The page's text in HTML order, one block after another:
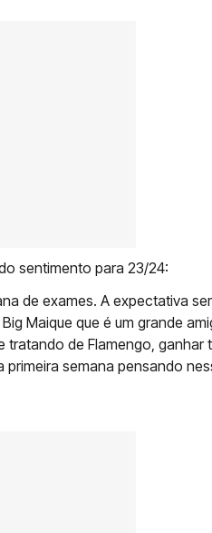
sentimento para 23/24:
de exames. A expectativa
Maique que é um grande
tratando de Flamengo, ganhar
semana pensando